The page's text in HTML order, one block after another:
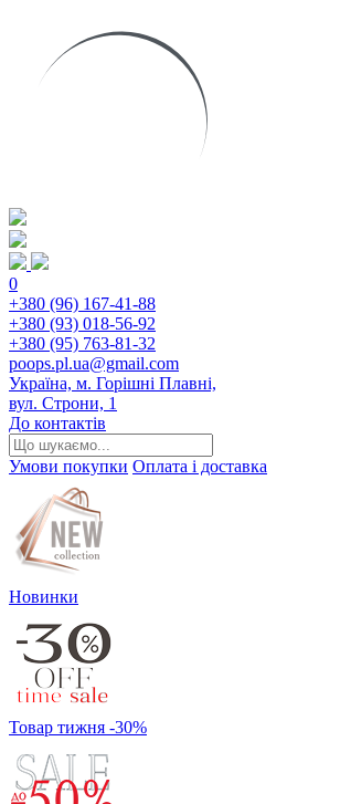
0
+380 (96) 167-41-88
+380 (93) 018-56-92
+380 (95) 763-81-32
poops.pl.ua@gmail.com
Україна, м. Горішні Плавні,
вул. Строни, 1
До контактів
Умови покупки Оплата і доставка
Новинки
Товар тижня -30%